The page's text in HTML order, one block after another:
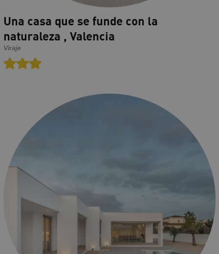
Una casa que se funde con la
naturaleza , Valencia
Viraje